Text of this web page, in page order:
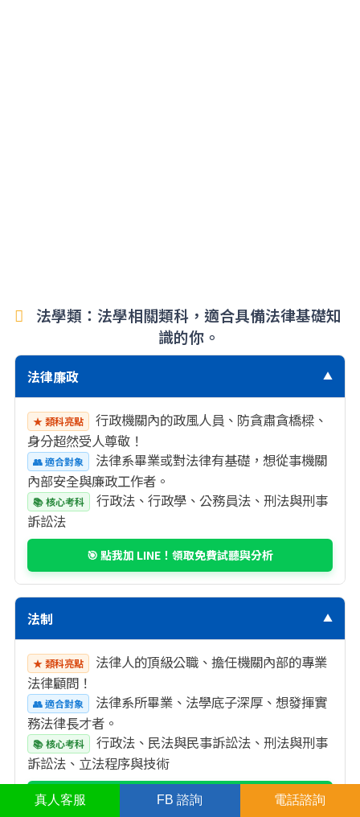
真人 客服 FB 諮詢 電話諮詢
法學類：法學相關類科，適合具備法律基礎知
識的你。
法律廉政 ▼
★ 類科亮點
行政機關內的政風人員、防貪肅貪橋樑、
身分超然受人尊敬！
👥 適合對象
法律系畢業或對法律有基礎，想從事機關
內部安全與廉政工作者。
📚 核心考科
行政法、行政學、公務員法、刑法與刑事
訴訟法
🎯 點我加 LINE！領取免費試聽與分析
法制 ▼
★ 類科亮點
法律人的頂級公職、擔任機關內部的專業
法律顧問！
👥 適合對象
法律系所畢業、法學底子深厚、想發揮實
務法律長才者。
📚 核心考科
行政法、民法與民事訴訟法、刑法與刑事
訴訟法、立法程序與技術
🎯 點我加 LINE！領取免費試聽與分析